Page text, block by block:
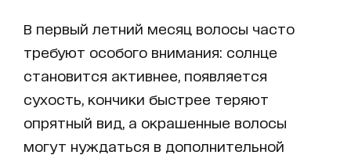
В первый летний месяц волосы часто
требуют особого внимания: солнце
становится активнее, появляется
сухость, кончики быстрее теряют
опрятный вид, а окрашенные волосы
могут нуждаться в дополнительной